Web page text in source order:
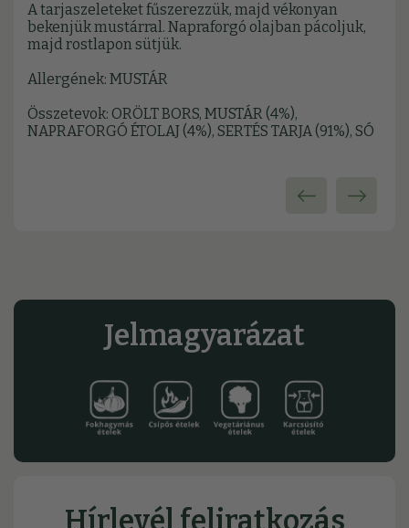
A tarjaszeleteket fűszerezzük, majd vékonyan
bekenjük mustárral. Napraforgó olajban pácoljuk,
majd rostlapon sütjük.
Allergének: MUSTÁR
Összetevok: ORÖLT BORS, MUSTÁR (4%),
NAPRAFORGÓ ÉTOLAJ (4%), SERTÉS TARJA (91%), SÓ
Jelmagyarázat